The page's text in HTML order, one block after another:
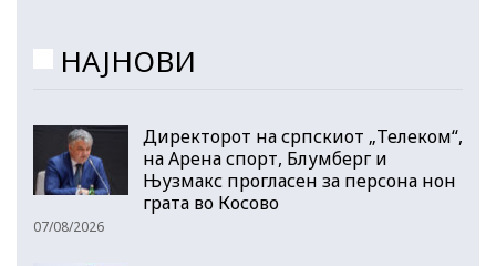
НАЈНОВИ
Директорот на српскиот „Телеком“,
на Арена спорт, Блумберг и
Њузмакс прогласен за персона нон
грата во Косово
07/08/2026